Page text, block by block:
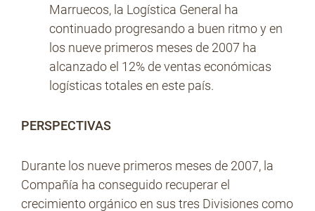
Marruecos, la Logística General ha
continuado progresando a buen ritmo y en
los nueve primeros meses de 2007 ha
alcanzado el 12% de ventas económicas
logísticas totales en este país.
PERSPECTIVAS
Durante los nueve primeros meses de 2007, la
Compañía ha conseguido recuperar el
crecimiento orgánico en sus tres Divisiones como